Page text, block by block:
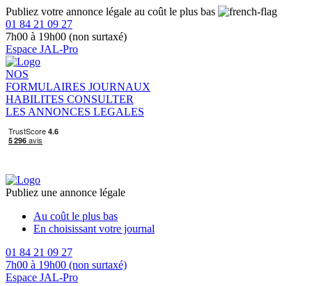
Publiez votre annonce légale au coût le plus bas
01 84 21 09 27
7h00 à 19h00 (non surtaxé)
Espace JAL-Pro
NOS
FORMULAIRES JOURNAUX
HABILITES CONSULTER
LES ANNONCES LEGALES
Publiez une annonce légale
Au coût le plus bas
En choisissant votre journal
01 84 21 09 27
7h00 à 19h00 (non surtaxé)
Espace JAL-Pro